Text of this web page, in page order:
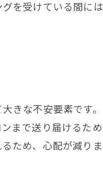
受けている間に
きな不安要素です
まで送り届けるた
ため、心配が減り